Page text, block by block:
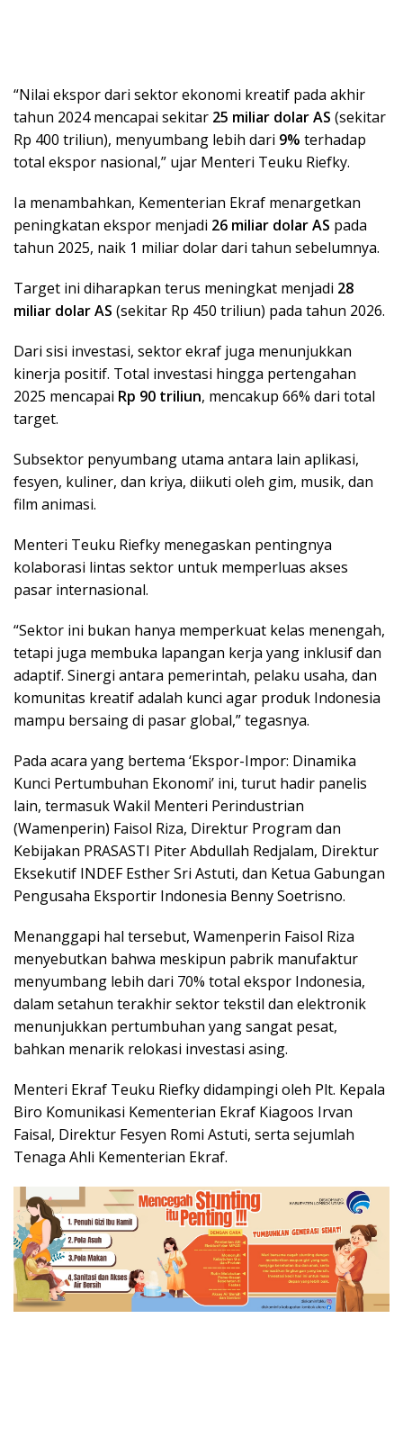
“Nilai ekspor dari sektor ekonomi kreatif pada akhir
tahun 2024 mencapai sekitar 25 miliar dolar AS (sekitar
Rp 400 triliun), menyumbang lebih dari 9% terhadap
total ekspor nasional,” ujar Menteri Teuku Riefky.
Ia menambahkan, Kementerian Ekraf menargetkan
peningkatan ekspor menjadi 26 miliar dolar AS pada
tahun 2025, naik 1 miliar dolar dari tahun sebelumnya.
Target ini diharapkan terus meningkat menjadi 28
miliar dolar AS (sekitar Rp 450 triliun) pada tahun 2026.
Dari sisi investasi, sektor ekraf juga menunjukkan
kinerja positif. Total investasi hingga pertengahan
2025 mencapai Rp 90 triliun, mencakup 66% dari total
target.
Subsektor penyumbang utama antara lain aplikasi,
fesyen, kuliner, dan kriya, diikuti oleh gim, musik, dan
film animasi.
Menteri Teuku Riefky menegaskan pentingnya
kolaborasi lintas sektor untuk memperluas akses
pasar internasional.
“Sektor ini bukan hanya memperkuat kelas menengah,
tetapi juga membuka lapangan kerja yang inklusif dan
adaptif. Sinergi antara pemerintah, pelaku usaha, dan
komunitas kreatif adalah kunci agar produk Indonesia
mampu bersaing di pasar global,” tegasnya.
Pada acara yang bertema ‘Ekspor-Impor: Dinamika
Kunci Pertumbuhan Ekonomi’ ini, turut hadir panelis
lain, termasuk Wakil Menteri Perindustrian
(Wamenperin) Faisol Riza, Direktur Program dan
Kebijakan PRASASTI Piter Abdullah Redjalam, Direktur
Eksekutif INDEF Esther Sri Astuti, dan Ketua Gabungan
Pengusaha Eksportir Indonesia Benny Soetrisno.
Menanggapi hal tersebut, Wamenperin Faisol Riza
menyebutkan bahwa meskipun pabrik manufaktur
menyumbang lebih dari 70% total ekspor Indonesia,
dalam setahun terakhir sektor tekstil dan elektronik
menunjukkan pertumbuhan yang sangat pesat,
bahkan menarik relokasi investasi asing.
Menteri Ekraf Teuku Riefky didampingi oleh Plt. Kepala
Biro Komunikasi Kementerian Ekraf Kiagoos Irvan
Faisal, Direktur Fesyen Romi Astuti, serta sejumlah
Tenaga Ahli Kementerian Ekraf.